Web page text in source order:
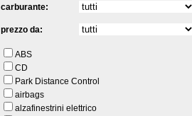
carburante:
prezzo da:
ABS
CD
Park Distance Control
airbags
alzafinestrini elettrico